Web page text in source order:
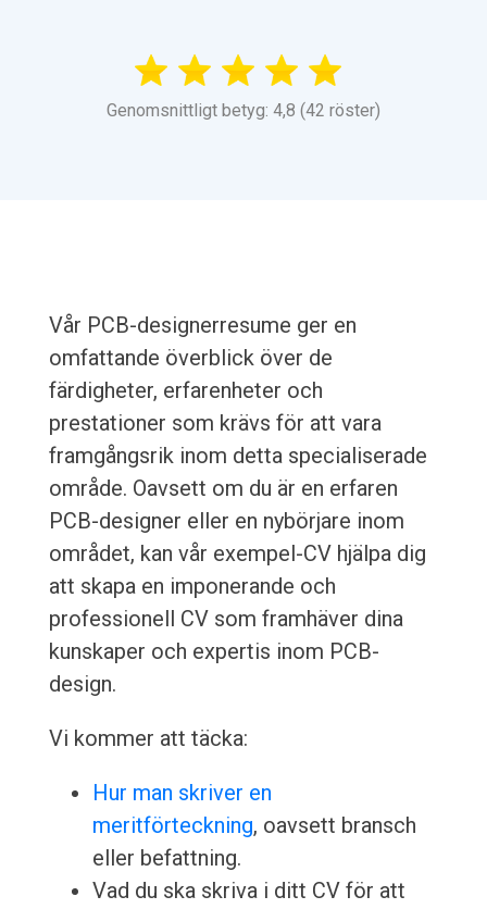
Genomsnittligt betyg: 4,8 (42 röster)
Vår PCB-designerresume ger en
omfattande överblick över de
färdigheter, erfarenheter och
prestationer som krävs för att vara
framgångsrik inom detta specialiserade
område. Oavsett om du är en erfaren
PCB-designer eller en nybörjare inom
området, kan vår exempel-CV hjälpa dig
att skapa en imponerande och
professionell CV som framhäver dina
kunskaper och expertis inom PCB-
design.
Vi kommer att täcka:
Hur man skriver en
meritförteckning, oavsett bransch
eller befattning.
Vad du ska skriva i ditt CV för att